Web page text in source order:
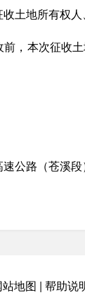
土地所有权
前，本次征收
公路（苍溪
站地图 | 帮助说